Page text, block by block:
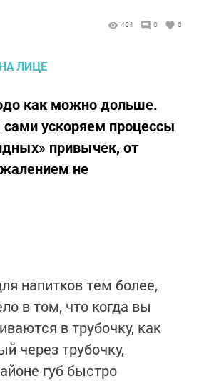
404 0 0
как можно дольше.
сами ускоряем процессы
привычек, от
не
напитков тем более,
в том, что когда вы
в трубочку, как
через трубочку,
губ быстро